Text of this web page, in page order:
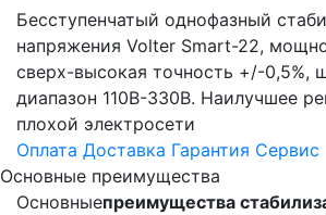
Бесступенчатый однофазный
напряжения Volter Smart-22,
сверх-высокая точность +/-0,5%,
диапазон 110В-330В. Наилучшее
плохой электросети
Оплата Доставка Гарантия Сервис
Основные преимущества
Основныепреимущества